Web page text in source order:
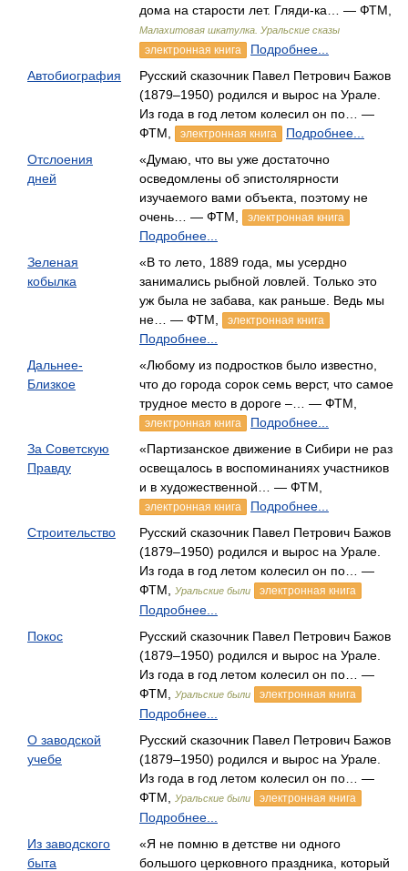
дома на старости лет. Гляди-ка… — ФТМ,
Малахитовая шкатулка. Уральские сказы
электронная книга
Подробнее...
Автобиография
Русский сказочник Павел Петрович Бажов
(1879–1950) родился и вырос на Урале.
Из года в год летом колесил он по… —
ФТМ,
электронная книга
Подробнее...
Отслоения
дней
«Думаю, что вы уже достаточно
осведомлены об эпистолярности
изучаемого вами объекта, поэтому не
очень… — ФТМ,
электронная книга
Подробнее...
Зеленая
кобылка
«В то лето, 1889 года, мы усердно
занимались рыбной ловлей. Только это
уж была не забава, как раньше. Ведь мы
не… — ФТМ,
электронная книга
Подробнее...
Дальнее-
Близкое
«Любому из подростков было известно,
что до города сорок семь верст, что самое
трудное место в дороге –… — ФТМ,
электронная книга
Подробнее...
За Советскую
Правду
«Партизанское движение в Сибири не раз
освещалось в воспоминаниях участников
и в художественной… — ФТМ,
электронная книга
Подробнее...
Строительство
Русский сказочник Павел Петрович Бажов
(1879–1950) родился и вырос на Урале.
Из года в год летом колесил он по… —
ФТМ,
Уральские были электронная книга
Подробнее...
Покос
Русский сказочник Павел Петрович Бажов
(1879–1950) родился и вырос на Урале.
Из года в год летом колесил он по… —
ФТМ,
Уральские были электронная книга
Подробнее...
О заводской
учебе
Русский сказочник Павел Петрович Бажов
(1879–1950) родился и вырос на Урале.
Из года в год летом колесил он по… —
ФТМ,
Уральские были электронная книга
Подробнее...
Из заводского
быта
«Я не помню в детстве ни одного
большого церковного праздника, который